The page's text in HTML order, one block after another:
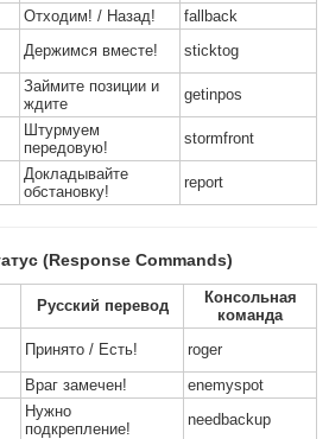
Отходим! / Назад!
fallback
Держимся вместе! sticktog
Займите позиции и
ждите
getinpos
Штурмуем
передовую!
stormfront
Докладывайте
обстановку!
report
(Response Commands)
Русский перевод
Консольная
команда
Принято / Есть!
roger
Враг замечен!
enemyspot
Нужно
подкрепление!
needbackup